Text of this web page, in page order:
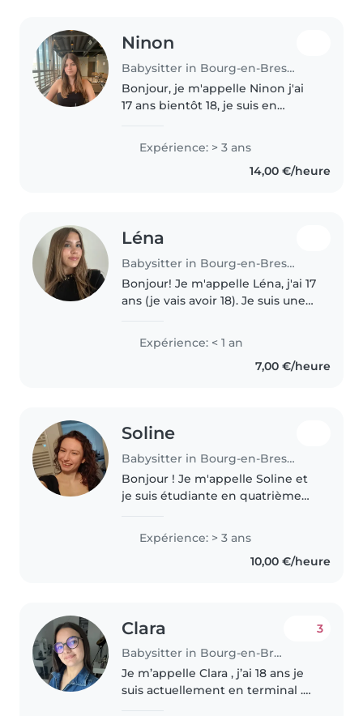
Ninon
Babysitter in Bourg-en-Bresse
Bonjour, je m'appelle Ninon j'ai
17 ans bientôt 18, je suis en
veut dire accompagnement
service aide à la personne, j'ai
également mon BFA et je
Expérience: > 3 ans
14,00 €/heure
Léna
Babysitter in Bourg-en-Bresse
Bonjour! Je m'appelle Léna, j'ai 17
ans (je vais avoir 18). Je suis une
et pleine d'énergie, avec un très
bon contact avec les enfants. Je
Expérience: < 1 an
7,00 €/heure
Soline
Babysitter in Bourg-en-Bresse
Bonjour ! Je m'appelle Soline et
je suis étudiante en quatrième
et à de l'expérience avec les
enfants ( nourrissons -..
Expérience: > 3 ans
10,00 €/heure
Clara
Babysitter in Bourg-en-Bresse
3
Je m’appelle Clara , j’ai 18 ans je
suis actuellement en terminal .